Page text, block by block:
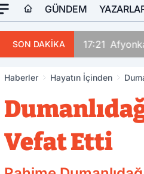
GÜNDEM
SON DAKİKA 17:21
Haberler Hayatın İçinden
Vefat Etti